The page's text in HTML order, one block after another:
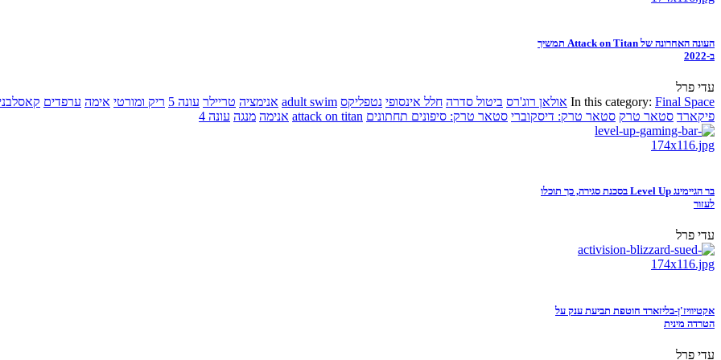
העונה האחרונה של Attack on Titan תמשיך
ב-2022
עדי פרל
In this category: Final Space אולאן רוג'רס ביטול סדרה חלל אינסופי נטפליקס adult swim אנימציה טריילר עונה 5 ריק ומורטי אימה ערפדים
פיקארד סטאר טרק סטאר טרק: דיסקוברי סטאר טרק: סיפונים תחתונים attack on titan אנימה מנגה עונה 4
בר הגיימינג Level Up בסכנת סגירה, כך תוכלו
לעזור
עדי פרל
אקטיוויז'ן-בליזארד חוטפת תביעת ענק על
הטרדה מינית
עדי פרל